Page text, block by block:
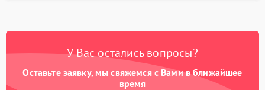
У Вас остались вопросы?
Оставьте заявку, мы свяжемся с Вами в ближайшее
время